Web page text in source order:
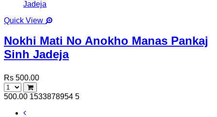
Quick View
Nokhi Mati No Anokho Manas Pankaj
Sinh Jadeja
Rs 500.00
500.00 1533878954 5